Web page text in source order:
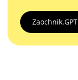
Zaochnik.GPT